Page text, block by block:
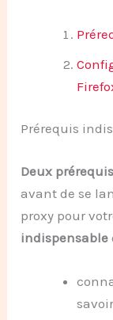
Prérequis
Deux prérequis
avant de se
proxy pour
indispensable